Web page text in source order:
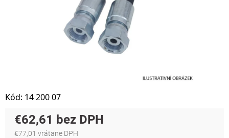
€62,61
€77,01 vrátane DPH
Kód: 14 200 07